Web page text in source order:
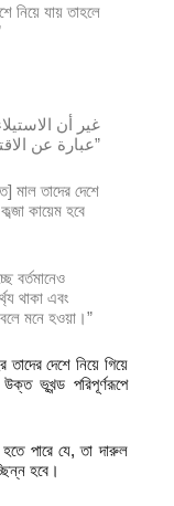
নিয়ে যায় তাহলে
عبارة عن الاقتدار على المحل حالًا و مآلًا…الخ”
মাল তাদের দেশে
কায়েম হবে
বর্তমানেও
থাকা এবং
মনে হওয়া।”
দেশে নিয়ে গিয়ে
ভূখন্ড পরিপূর্ণরূপে
পারে যে, তা দারুল
হবে।